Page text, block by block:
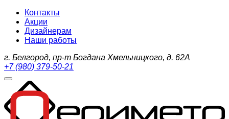
Контакты
Акции
Дизайнерам
Наши работы
г. Белгород, пр-т Богдана Хмельницкого, д. 62А
+7 (980) 379-50-21